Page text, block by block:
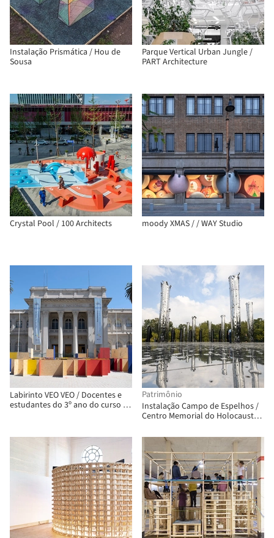
Instalação Prismática / Hou de
Sousa
Parque Vertical Urban Jungle /
PART Architecture
Crystal Pool / 100 Architects moody XMAS / / WAY Studio
Labirinto VEO VEO / Docentes e
estudantes do 3º ano do curso de
Patrimônio
Instalação Campo de Espelhos /
Centro Memorial do Holocausto